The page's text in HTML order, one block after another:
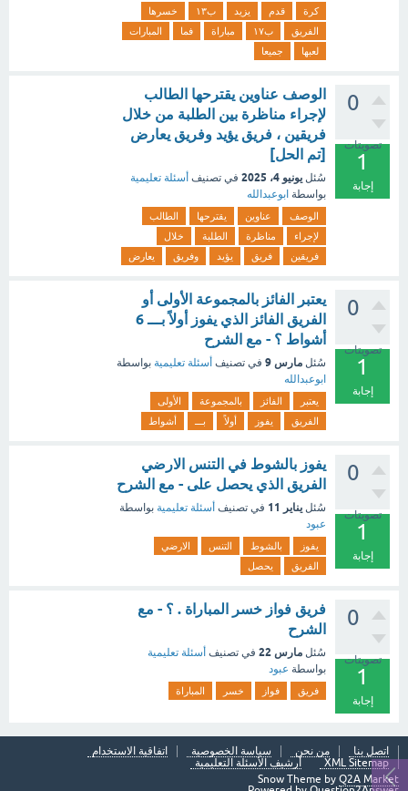
كرة
قدم يزيد ب١٣
خسرها
الفريق
ب١٧ مباراة فما
المبارات
لعبها
جميعا
0
تصويتات
1
إجابة
الوصف عناوين يقترحها الطالب
لإجراء مناظرة بين الطلبة من خلال
فريقين ، فريق يؤيد وفريق يعارض
[تم الحل]
سُئل يونيو 4، 2025 في تصنيف أسئلة تعليمية
بواسطة ابوعبدالله
الوصف عناوين يقترحها
الطالب
لإجراء
مناظرة الطلبة
خلال
فريقين
فريق يؤيد وفريق يعارض
0
تصويتات
1
إجابة
يعتبر الفائز بالمجموعة الأولى أو
الفريق الفائز الذي يفوز أولاً بـــ 6
أشواط ؟ - مع الشرح
سُئل مارس 9 في تصنيف أسئلة تعليمية بواسطة
ابوعبدالله
يعتبر الفائز بالمجموعة
الأولى
الفريق
يفوز أولاً بـــ أشواط
0
تصويتات
1
إجابة
يفوز بالشوط في التنس الارضي
الفريق الذي يحصل على - مع الشرح
سُئل يناير 11 في تصنيف أسئلة تعليمية بواسطة
عبود
يفوز بالشوط التنس
الارضي
الفريق
يحصل
0
تصويتات
1
إجابة
فريق فواز خسر المباراة . ؟ - مع
الشرح
سُئل مارس 22 في تصنيف أسئلة تعليمية
بواسطة عبود
فريق فواز خسر المباراة
اتصل بنا من نحن سياسة الخصوصية
اتفاقية الاستخدام
XML Sitemap
أرشيف الأسئلة التعليمية
Snow Theme by Q2A Market